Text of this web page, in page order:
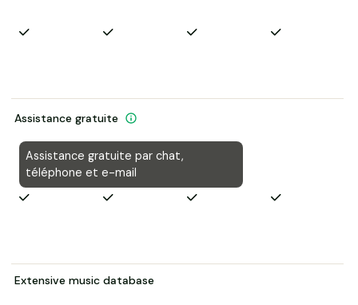
Assistance gratuite
Assistance gratuite par chat,
téléphone et e-mail
Extensive music database